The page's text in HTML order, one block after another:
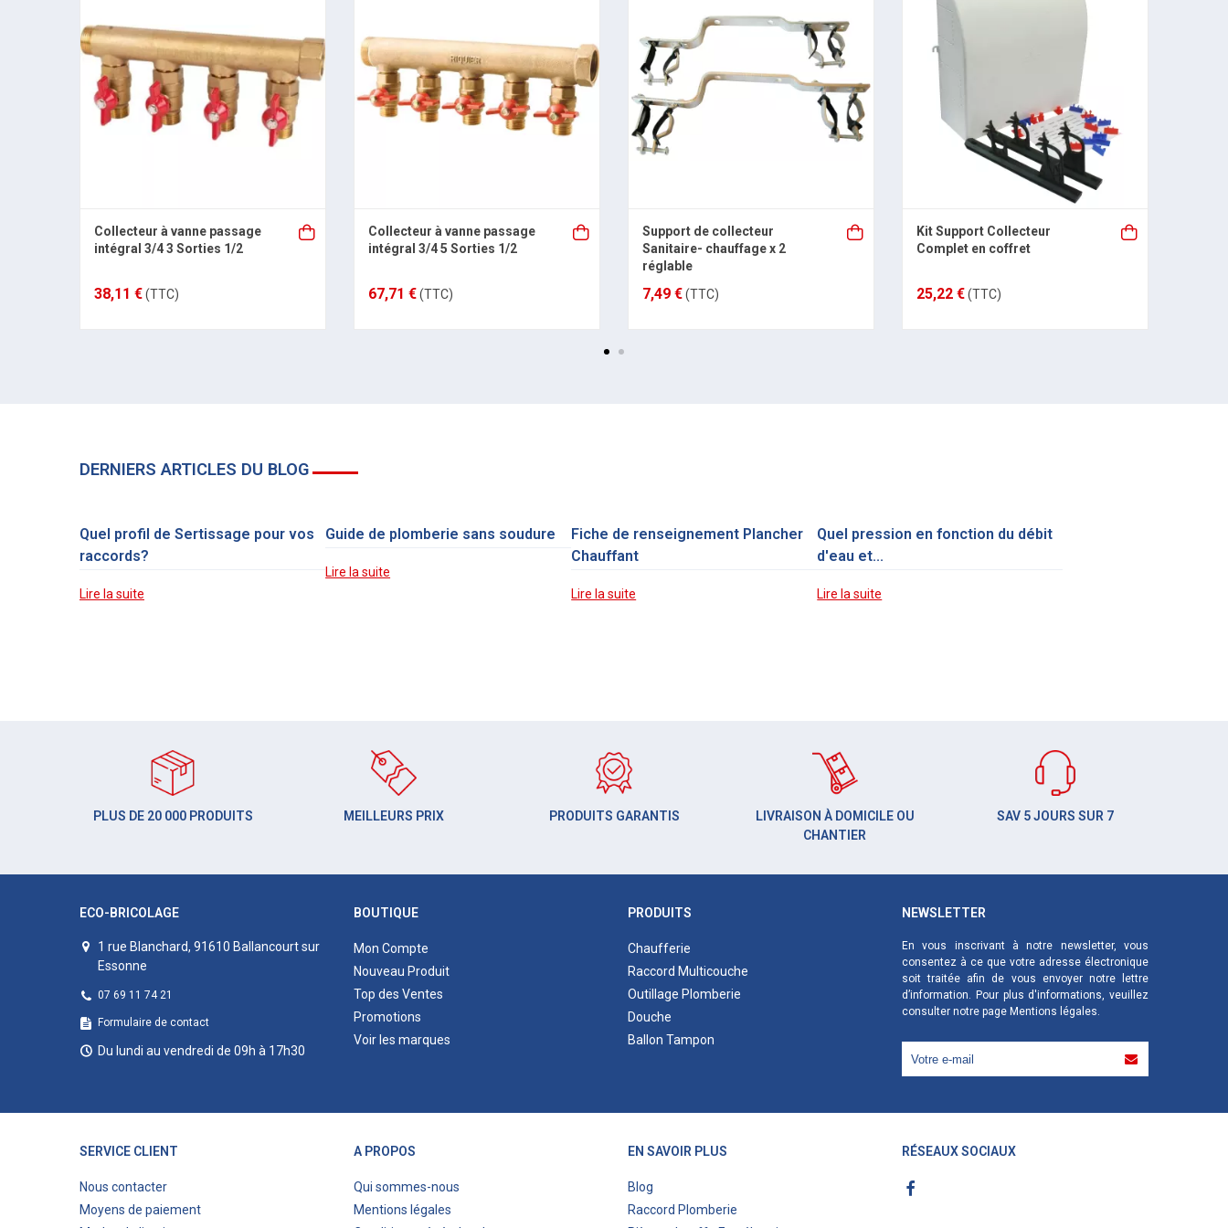
Collecteur à vanne passage
intégral 3/4 3 Sorties 1/2
38,11 €(TTC)
Collecteur à vanne passage
intégral 3/4 5 Sorties 1/2
67,71 €(TTC)
Support de collecteur
Sanitaire- chauffage x 2
réglable
7,49 €(TTC)
Kit Support Collecteur
Complet en coffret
25,22 €(TTC)
DERNIERS ARTICLES DU BLOG
Quel profil de Sertissage pour vos
raccords?
Lire la suite
Guide de plomberie sans soudure
Lire la suite
Fiche de renseignement Plancher
Chauffant
Lire la suite
Quel pression en fonction du débit
d'eau et...
Lire la suite
PLUS DE 20 000 PRODUITS MEILLEURS PRIX PRODUITS GARANTIS
LIVRAISON À DOMICILE OU
CHANTIER
SAV 5 JOURS SUR 7
ECO-BRICOLAGE
1 rue Blanchard, 91610 Ballancourt sur
Essonne
07 69 11 74 21
Formulaire de contact
Du lundi au vendredi de 09h à 17h30
BOUTIQUE
Mon Compte
Nouveau Produit
Top des Ventes
Promotions
Voir les marques
PRODUITS
Chaufferie
Raccord Multicouche
Outillage Plomberie
Douche
Ballon Tampon
NEWSLETTER
En vous inscrivant à notre newsletter, vous
consentez à ce que votre adresse électronique
soit traitée afin de vous envoyer notre lettre
d’information. Pour plus d'informations, veuillez
consulter notre page Mentions légales.
SERVICE CLIENT
Nous contacter
Moyens de paiement
A PROPOS
Qui sommes-nous
Mentions légales
EN SAVOIR PLUS
Blog
Raccord Plomberie
RÉSEAUX SOCIAUX